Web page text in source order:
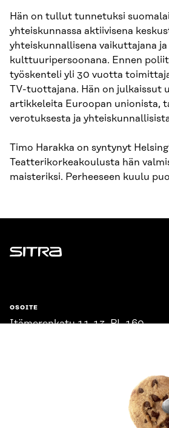
Hän on tullut tunnetuksi
yhteiskunnassa aktiivisena
yhteiskunnallisena vaikuttajana ja
kulttuuripersoonana. Ennen
työskenteli yli 30 vuotta
TV-tuottajana. Hän on julkaissut
artikkeleita Euroopan unionista,
verotuksesta ja
Timo Harakka on syntynyt
Teatterikorkeakoulusta hän
maisteriksi. Perheeseen kuulu
Sitra
OSOITE
Itämerenkatu 11-13, PL 160,